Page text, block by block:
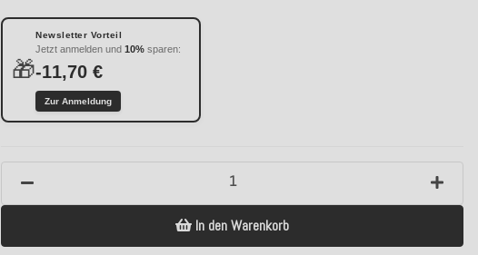
🎁
Newsletter Vorteil
Jetzt anmelden und10% sparen:
-11,70 €
Zur Anmeldung
In den Warenkorb